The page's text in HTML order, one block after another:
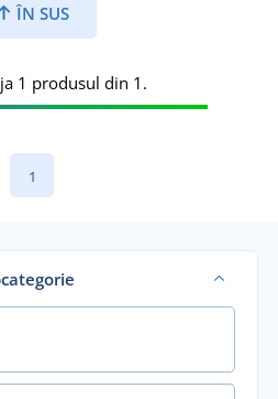
ÎN SUS
1 produsul din 1.
1